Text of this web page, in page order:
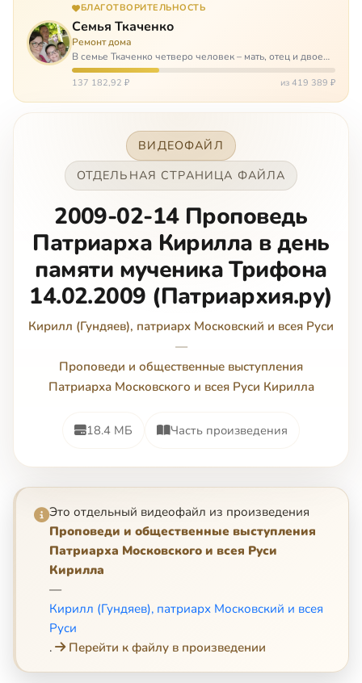
БЛАГОТВОРИТЕЛЬНОСТЬ
Семья Ткаченко
Ремонт дома
В семье Ткаченко четверо человек – мать, отец и двое
сыновей. И это семья – крепость. У них столько проблем
и бед, что хватило бы на много семей. Трое из четверых
137 182,92 ₽ из 419 389 ₽
ВИДЕОФАЙЛ
ОТДЕЛЬНАЯ СТРАНИЦА ФАЙЛА
2009-02-14 Проповедь
Патриарха Кирилла в день
памяти мученика Трифона
14.02.2009 (Патриархия.ру)
Кирилл (Гундяев), патриарх Московский и всея Руси
—
Проповеди и общественные выступления
Патриарха Московского и всея Руси Кирилла
18.4 МБ Часть произведения
Это отдельный видеофайл из произведения
Проповеди и общественные выступления
Патриарха Московского и всея Руси
Кирилла
—
Кирилл (Гундяев), патриарх Московский и всея
Руси
.
Перейти к файлу в произведении